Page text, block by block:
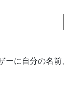
に自分の名前、